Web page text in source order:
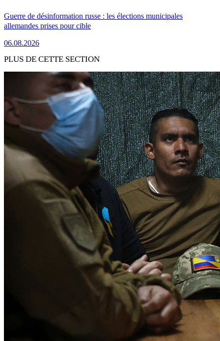
Guerre de désinformation russe : les élections municipales
allemandes prises pour cible
06.08.2026
PLUS DE CETTE SECTION